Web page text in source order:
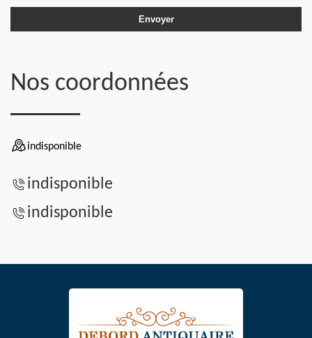
Nos coordonnées
indisponible
indisponible
indisponible